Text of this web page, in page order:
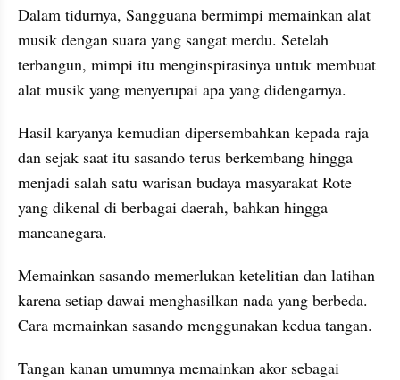
Dalam tidurnya, Sangguana bermimpi memainkan alat
musik dengan suara yang sangat merdu. Setelah
terbangun, mimpi itu menginspirasinya untuk membuat
alat musik yang menyerupai apa yang didengarnya.
Hasil karyanya kemudian dipersembahkan kepada raja
dan sejak saat itu sasando terus berkembang hingga
menjadi salah satu warisan budaya masyarakat Rote
yang dikenal di berbagai daerah, bahkan hingga
mancanegara.
Memainkan sasando memerlukan ketelitian dan latihan
karena setiap dawai menghasilkan nada yang berbeda.
Cara memainkan sasando menggunakan kedua tangan.
Tangan kanan umumnya memainkan akor sebagai